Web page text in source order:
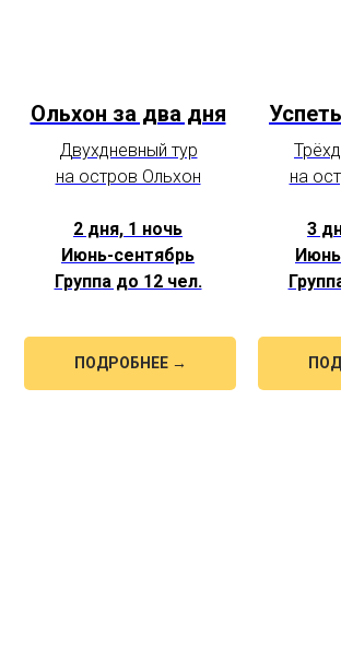
Ольхон за два дня
Двухдневный тур
на остров Ольхон
2 дня, 1 ночь
Июнь-сентябрь
Группа до 12 чел.
ПОДРОБНЕЕ →
на
3